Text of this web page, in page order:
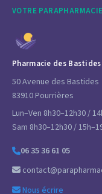
VOTRE
Pharmacie des Bastides
50 Avenue des Bastides
83910 Pourrières
Lun–Ven 8h30–12h30 /
Sam 8h30–12h30 /
06 35 36 61 05
Nous écrire